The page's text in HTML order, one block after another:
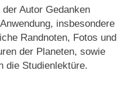
Autor Gedanken
insbesondere
Randnoten, Fotos und
der Planeten, sowie
die Studienlektüre.